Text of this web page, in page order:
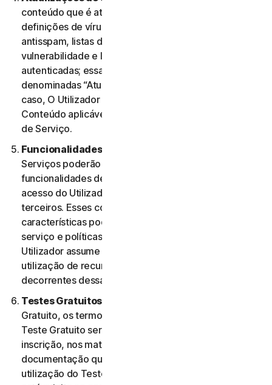
conteúdo que é atualizado periodicamente, como
definições de vírus, definições de spyware, regras
antisspam, listas de URL, regras de firewall, dados de
vulnerabilidade e listas atualizadas de páginas Web
autenticadas; essas atualizações são coletivamente
denominadas “Atualizações de Conteúdo” Nesse
caso, O Utilizador terá acesso às Atualizações de
Conteúdo aplicáveis aos Serviços durante o Período
de Serviço.
Funcionalidades ou Conteúdos de Terceiros.
Serviços poderão incluir características e
funcionalidades de terceiros ou poderão permitir o
acesso do Utilizador a conteúdos de Web sites de
terceiros. Esses conteúdos, funcionalidades ou
características poderão estar sujeitos a termos de
serviço e políticas de privacidade de terceiros. O
Utilizador assume a sua total responsabilidade pela
utilização de recursos de terceiros e quaisquer riscos
decorrentes dessa utilização.
Testes Gratuitos.
Gratuito, os termos específicos aplicáveis ao seu
Teste Gratuito serão fornecidos no momento da
inscrição, nos materiais promocionais e/ou
documentação que descrevem o Teste Gratuito. A
utilização do Teste Gratuito por parte do Utilizador